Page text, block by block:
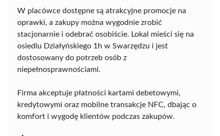
W placówce dostępne są atrakcyjne promocje na
oprawki, a zakupy można wygodnie zrobić
stacjonarnie i odebrać osobiście. Lokal mieści się na
osiedlu Działyńskiego 1h w Swarzędzu i jest
dostosowany do potrzeb osób z
niepełnosprawnościami.
Firma akceptuje płatności kartami debetowymi,
kredytowymi oraz mobilne transakcje NFC, dbając o
komfort i wygodę klientów podczas zakupów.